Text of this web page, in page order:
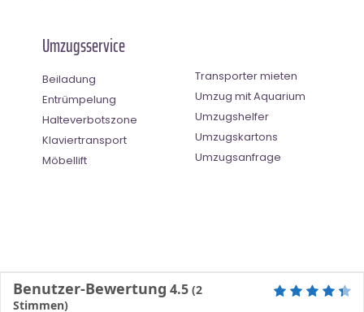
Umzugsservice
Beiladung
Entrümpelung
Halteverbotszone
Klaviertransport
Möbellift
Transporter mieten
Umzug mit Aquarium
Umzugshelfer
Umzugskartons
Umzugsanfrage
Benutzer-Bewertung 4.5 (2
Stimmen)